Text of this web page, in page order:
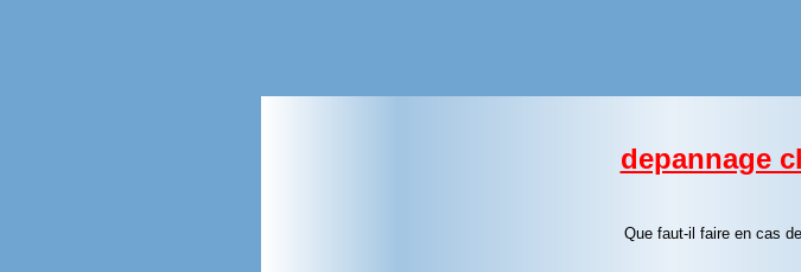
depannage
Que faut-il faire en cas